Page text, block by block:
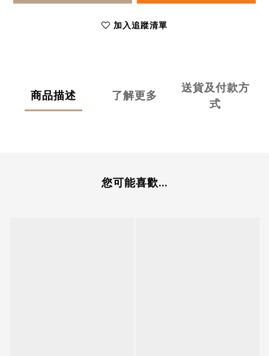
加入追蹤清單
商品描述 了解更多
送貨及付款方
式
您可能喜歡...